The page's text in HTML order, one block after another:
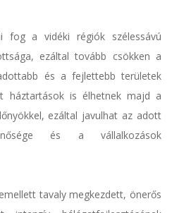
fog a vidéki régiók szélessávú
ezáltal tovább csökken a
és a fejlettebb területek
háztartások is élhetnek majd a
ezáltal javulhat az adott
és a vállalkozások
tavaly megkezdett, önerős